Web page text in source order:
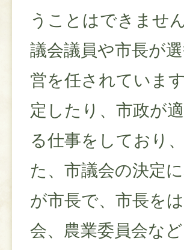
うことはできませ
議会議員や市長が
営を任されていま
定したり、市政が
る仕事をしており
た、市議会の決定
が市長で、市長を
会、農業委員会な